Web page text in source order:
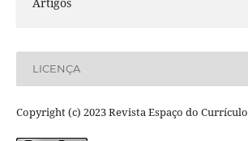
LICENÇA
Copyright (c) 2023 Revista Espaço do Currículo